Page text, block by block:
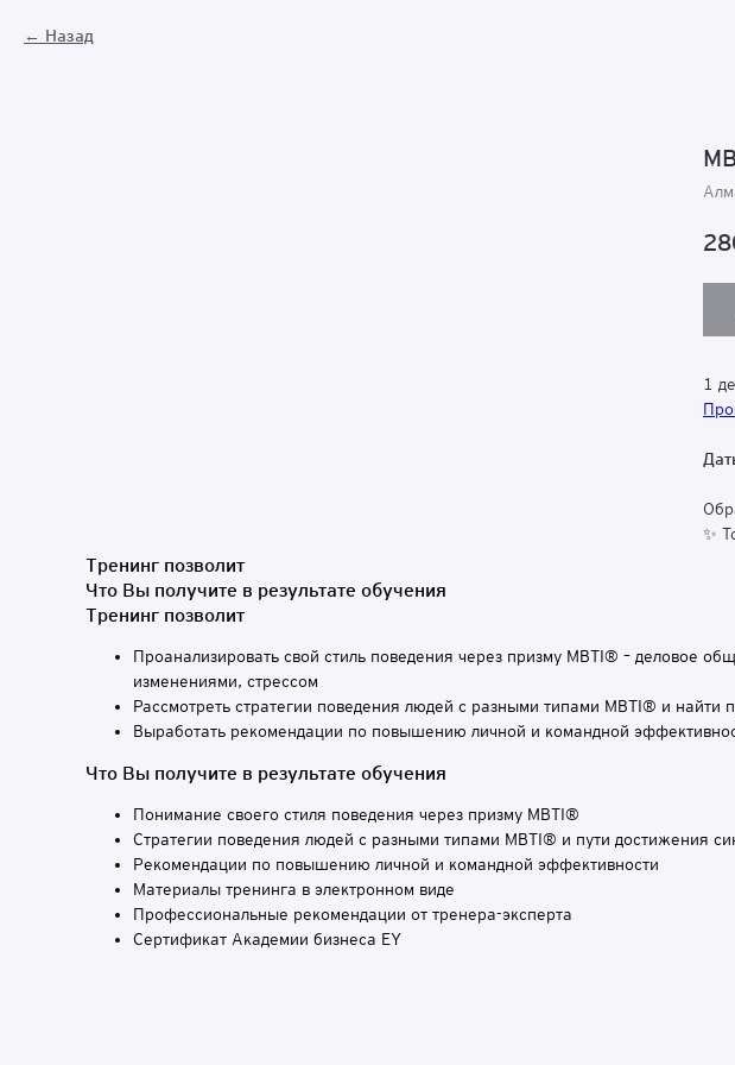
Назад
1
✨
Тренинг позволит
Что Вы получите в результате обучения
Тренинг позволит
Проанализировать свой стиль поведения через призму MBTI® – деловое
изменениями, стрессом
Рассмотреть стратегии поведения людей с разными типами MBTI® и найти
Выработать рекомендации по повышению личной и командной
Что Вы получите в результате обучения
Понимание своего стиля поведения через призму MBTI®
Стратегии поведения людей с разными типами MBTI® и пути достижения
Рекомендации по повышению личной и командной эффективности
Материалы тренинга в электронном виде
Профессиональные рекомендации от тренера-эксперта
Сертификат Академии бизнеса EY